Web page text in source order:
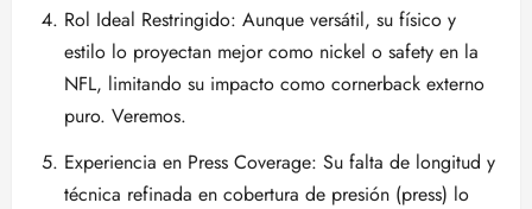
Rol Ideal Restringido: Aunque versátil, su físico y
estilo lo proyectan mejor como nickel o safety en la
NFL, limitando su impacto como cornerback externo
puro. Veremos.
Experiencia en Press Coverage: Su falta de longitud y
técnica refinada en cobertura de presión (press) lo